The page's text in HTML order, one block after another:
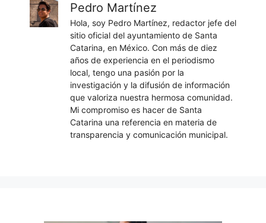
Pedro Martínez
Hola, soy Pedro Martínez, redactor jefe del
sitio oficial del ayuntamiento de Santa
Catarina, en México. Con más de diez
años de experiencia en el periodismo
local, tengo una pasión por la
investigación y la difusión de información
que valoriza nuestra hermosa comunidad.
Mi compromiso es hacer de Santa
Catarina una referencia en materia de
transparencia y comunicación municipal.